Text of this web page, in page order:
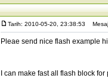
Tarih: 2010-05-20, 23:38:53
Pleae send nice flash example
I can make fast all flash block for